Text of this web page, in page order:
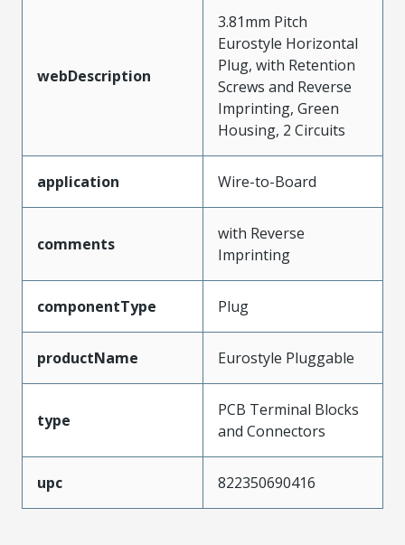
webDescription
3.81mm Pitch
Eurostyle Horizontal
Plug, with Retention
Screws and Reverse
Imprinting, Green
Housing, 2 Circuits
application Wire-to-Board
comments
with Reverse
Imprinting
componentType Plug
productName Eurostyle Pluggable
type
PCB Terminal Blocks
and Connectors
upc 822350690416